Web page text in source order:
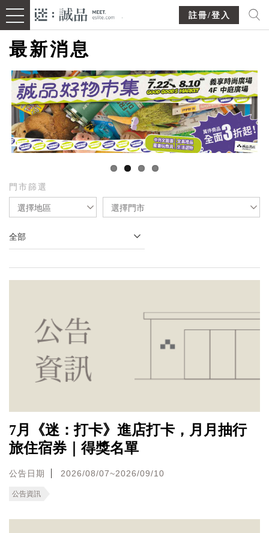
註冊/登入
最新消息
門市篩選
選擇地區 選擇門市
全部
7月《迷：打卡》進店打卡，月月抽行
旅住宿券｜得獎名單
公告日期 2026/08/07~2026/09/10
公告資訊